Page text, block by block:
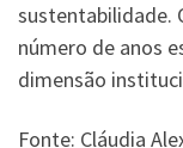
sustentabilidade.
número de anos
dimensão
Fonte: Cláudia